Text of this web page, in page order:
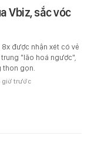
Vbiz, sắc vóc
8x được nhận xét có vẻ
"lão hoá ngược",
thon gọn.
giờ trước